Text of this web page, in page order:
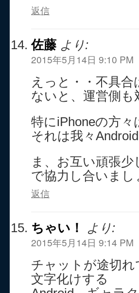
返信
佐藤 より:
2015年5月14日 9:10 PM
えっと・・不具
ないと、運営側
特にiPhoneの方
それは我々
ま、お互い頑張
で協力し合いまし
返信
ちゃい！ より:
2015年5月14日 9:14 PM
チャットが途切れ
文字化けする